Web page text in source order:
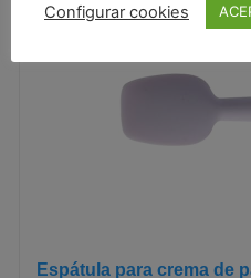
Espátula para crema de
Configurar cookies